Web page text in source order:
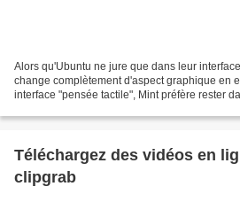
Alors qu'Ubuntu ne jure que dans leur
change complètement d'aspect graphique en
interface "pensée tactile", Mint préfère rester
Téléchargez des vidéos en
clipgrab